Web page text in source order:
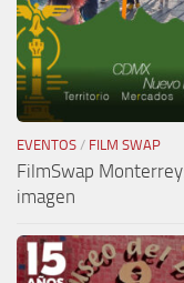
EVENTOS / FILM SWAP
FilmSwap
imagen